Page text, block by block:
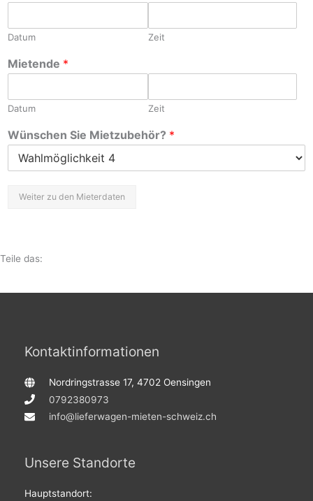
Datum Zeit
Mietende *
Datum Zeit
Wünschen Sie Mietzubehör? *
Weiter zu den Mieterdaten
Teile das:
Kontaktinformationen
Nordringstrasse 17, 4702 Oensingen
0792380973
info@lieferwagen-mieten-schweiz.ch
Unsere Standorte
Hauptstandort: